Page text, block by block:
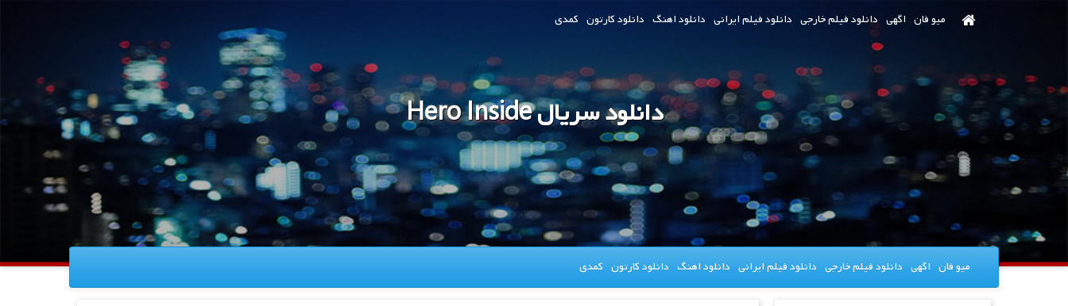
میو فان اگهی دانلود فیلم خارجی دانلود فیلم ایرانی دانلود اهنگ دانلود کارتون کمدی
دانلود سریال Hero Inside
میو فان اگهی دانلود فیلم خارجی دانلود فیلم ایرانی دانلود اهنگ دانلود کارتون کمدی